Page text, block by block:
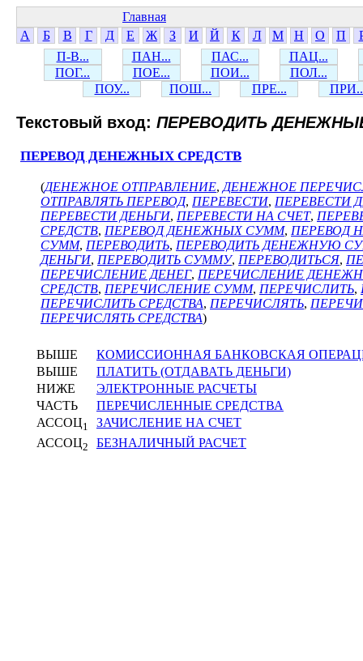
Главная
А
Б В Г Д Е Ж З И Й К Л М Н О П
П-В...
ПАН... ПАС...
ПАЦ...
ПОГ...
ПОЕ... ПОИ...
ПОЛ...
ПОУ...
ПОШ... ПРЕ...
Текстовый вход: ПЕРЕВОДИТЬ
ПЕРЕВОД ДЕНЕЖНЫХ СРЕДСТВ
(ДЕНЕЖНОЕ ОТПРАВЛЕНИЕ, ДЕНЕЖНОЕ
ОТПРАВЛЯТЬ ПЕРЕВОД, ПЕРЕВЕСТИ, ПЕРЕВЕСТИ
ПЕРЕВЕСТИ ДЕНЬГИ, ПЕРЕВЕСТИ НА СЧЕТ,
СРЕДСТВ, ПЕРЕВОД ДЕНЕЖНЫХ СУММ, ПЕРЕВОД
СУММ, ПЕРЕВОДИТЬ, ПЕРЕВОДИТЬ ДЕНЕЖНУЮ
ДЕНЬГИ, ПЕРЕВОДИТЬ СУММУ, ПЕРЕВОДИТЬСЯ,
ПЕРЕЧИСЛЕНИЕ ДЕНЕГ, ПЕРЕЧИСЛЕНИЕ
СРЕДСТВ, ПЕРЕЧИСЛЕНИЕ СУММ, ПЕРЕЧИСЛИТЬ,
ПЕРЕЧИСЛИТЬ СРЕДСТВА, ПЕРЕЧИСЛЯТЬ,
ПЕРЕЧИСЛЯТЬ СРЕДСТВА)
ВЫШЕ
КОМИССИОННАЯ БАНКОВСКАЯ
ВЫШЕ
ПЛАТИТЬ (ОТДАВАТЬ ДЕНЬГИ)
НИЖЕ
ЭЛЕКТРОННЫЕ РАСЧЕТЫ
ЧАСТЬ
ПЕРЕЧИСЛЕННЫЕ СРЕДСТВА
АССОЦ1
ЗАЧИСЛЕНИЕ НА СЧЕТ
АССОЦ2 БЕЗНАЛИЧНЫЙ РАСЧЕТ